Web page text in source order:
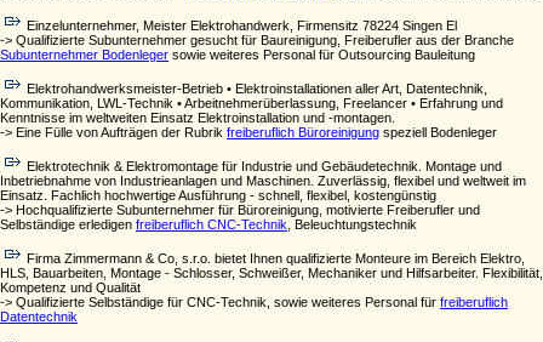
Einzelunternehmer, Meister Elektrohandwerk, Firmensitz 78224 Singen El
-> Qualifizierte Subunternehmer gesucht für Baureinigung, Freiberufler aus der Branche
Subunternehmer Bodenleger sowie weiteres Personal für Outsourcing Bauleitung
Elektrohandwerksmeister-Betrieb • Elektroinstallationen aller Art, Datentechnik,
Kommunikation, LWL-Technik • Arbeitnehmerüberlassung, Freelancer • Erfahrung und
Kenntnisse im weltweiten Einsatz Elektroinstallation und -montagen.
-> Eine Fülle von Aufträgen der Rubrik freiberuflich Büroreinigung speziell Bodenleger
Elektrotechnik & Elektromontage für Industrie und Gebäudetechnik. Montage und
Inbetriebnahme von Industrieanlagen und Maschinen. Zuverlässig, flexibel und weltweit im
Einsatz. Fachlich hochwertige Ausführung - schnell, flexibel, kostengünstig
-> Hochqualifizierte Subunternehmer für Büroreinigung, motivierte Freiberufler und
Selbständige erledigen freiberuflich CNC-Technik , Beleuchtungstechnik
Firma Zimmermann & Co, s.r.o. bietet Ihnen qualifizierte Monteure im Bereich Elektro,
HLS, Bauarbeiten, Montage - Schlosser, Schweißer, Mechaniker und Hilfsarbeiter. Flexibilität,
Kompetenz und Qualität
-> Qualifizierte Selbständige für CNC-Technik, sowie weiteres Personal für freiberuflich
Datentechnik